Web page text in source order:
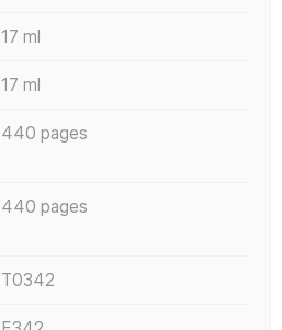
17 ml
17 ml
440 pages
440 pages
T0342